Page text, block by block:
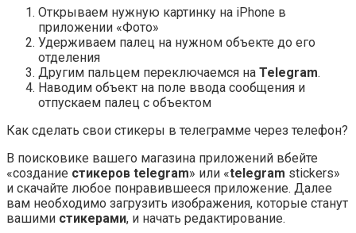
Открываем нужную картинку на iPhone в
приложении «Фото»
Удерживаем палец на нужном объекте до его
отделения
Другим пальцем переключаемся на Telegram.
Наводим объект на поле ввода сообщения и
отпускаем палец с объектом
Как сделать свои стикеры в телеграмме через телефон?
В поисковике вашего магазина приложений вбейте
«создание стикеров telegram» или «telegram stickers»
и скачайте любое понравившееся приложение. Далее
вам необходимо загрузить изображения, которые станут
вашими стикерами, и начать редактирование.